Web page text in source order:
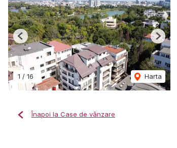
1 / 16 Harta
Previous Next
Înapoi la Case de vânzare